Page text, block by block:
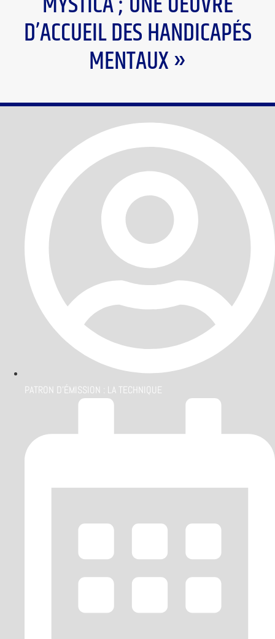
D’ACCUEIL DES HANDICAPÉS
MENTAUX »
PATRON D'ÉMISSION : LA TECHNIQUE